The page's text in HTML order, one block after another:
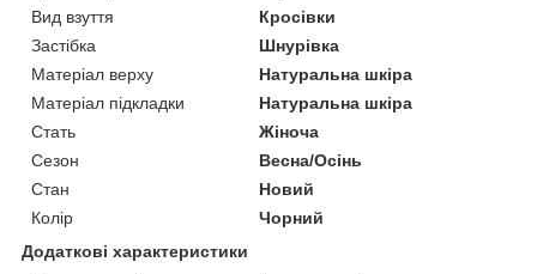
Вид взуття
Кросівки
Застібка
Шнурівка
Матеріал верху
Натуральна шкіра
Матеріал підкладки
Натуральна шкіра
Стать
Жіноча
Сезон
Весна/Осінь
Стан
Новий
Колір
Чорний
Додаткові характеристики